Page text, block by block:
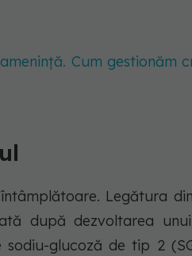
Cum gestionăm
Legătura
după dezvoltarea
glucoză de tip 2